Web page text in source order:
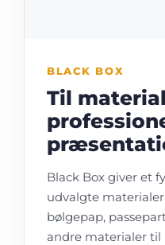
BLACK BOX
Til
Black Box giver et
udvalgte
bølgepap,
andre materialer til